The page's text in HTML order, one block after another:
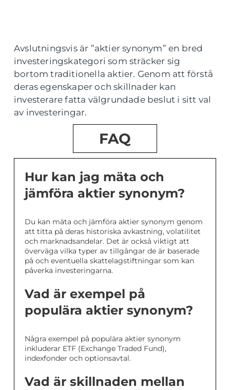
Avslutningsvis är ”aktier synonym” en bred
investeringskategori som sträcker sig
bortom traditionella aktier. Genom att förstå
deras egenskaper och skillnader kan
investerare fatta välgrundade beslut i sitt val
av investeringar.
FAQ
Hur kan jag mäta och
jämföra aktier synonym?
Du kan mäta och jämföra aktier synonym genom
att titta på deras historiska avkastning, volatilitet
och marknadsandelar. Det är också viktigt att
överväga vilka typer av tillgångar de är baserade
på och eventuella skattelagstiftningar som kan
påverka investeringarna.
Vad är exempel på
populära aktier synonym?
Några exempel på populära aktier synonym
inkluderar ETF (Exchange Traded Fund),
indexfonder och optionsavtal.
Vad är skillnaden mellan